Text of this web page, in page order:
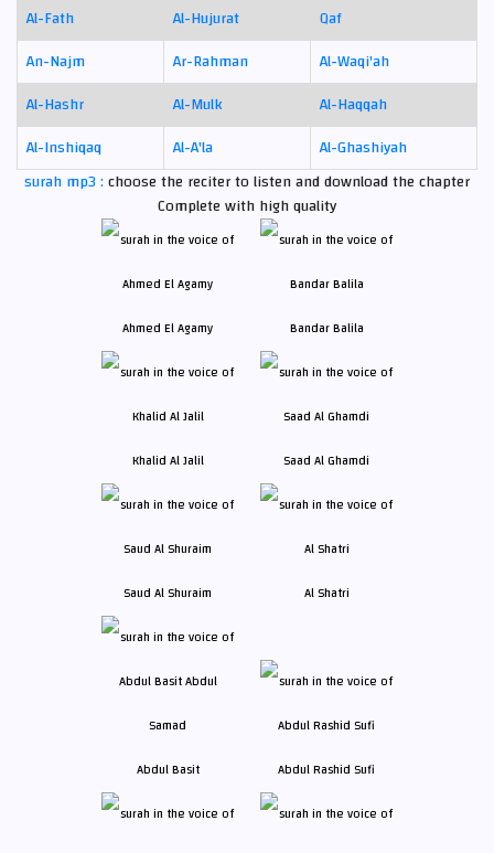
Al-Fath
Al-Hujurat
Qaf
An-Najm
Ar-Rahman
Al-Waqi'ah
Al-Hashr
Al-Mulk
Al-Haqqah
Al-Inshiqaq
Al-A'la
Al-Ghashiyah
surah mp3 :choose the reciter to listen and download the chapter
Complete with high quality
Ahmed El Agamy Bandar Balila
Khalid Al Jalil Saad Al Ghamdi
Saud Al Shuraim Al Shatri
Abdul Basit Abdul Rashid Sufi